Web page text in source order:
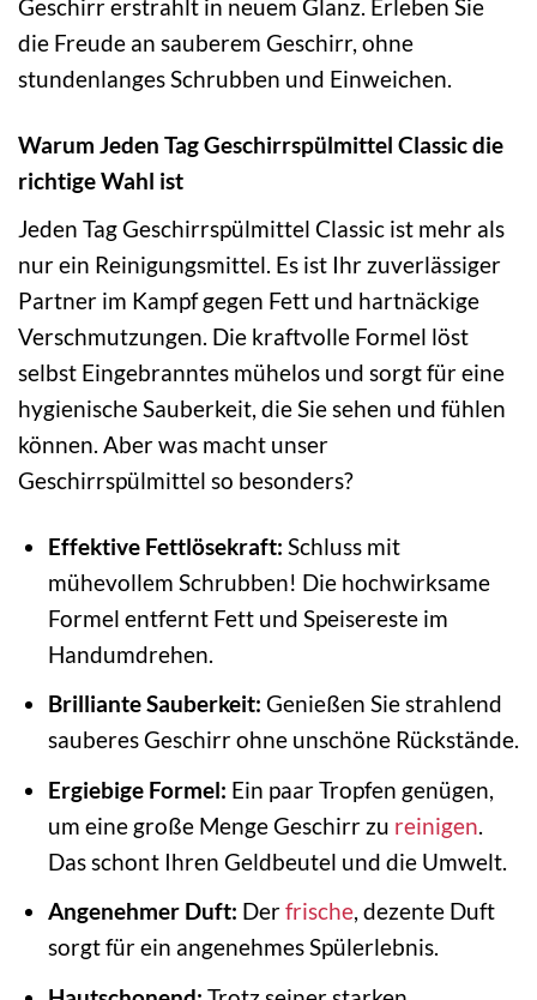
Geschirr erstrahlt in neuem Glanz. Erleben Sie
die Freude an sauberem Geschirr, ohne
stundenlanges Schrubben und Einweichen.
Warum Jeden Tag Geschirrspülmittel Classic die
richtige Wahl ist
Jeden Tag Geschirrspülmittel Classic ist mehr als
nur ein Reinigungsmittel. Es ist Ihr zuverlässiger
Partner im Kampf gegen Fett und hartnäckige
Verschmutzungen. Die kraftvolle Formel löst
selbst Eingebranntes mühelos und sorgt für eine
hygienische Sauberkeit, die Sie sehen und fühlen
können. Aber was macht unser
Geschirrspülmittel so besonders?
Effektive Fettlösekraft: Schluss mit
mühevollem Schrubben! Die hochwirksame
Formel entfernt Fett und Speisereste im
Handumdrehen.
Brilliante Sauberkeit: Genießen Sie strahlend
sauberes Geschirr ohne unschöne Rückstände.
Ergiebige Formel: Ein paar Tropfen genügen,
um eine große Menge Geschirr zu reinigen
Das schont Ihren Geldbeutel und die Umwelt.
Angenehmer Duft: Derfrische, dezente Duft
sorgt für ein angenehmes Spülerlebnis.